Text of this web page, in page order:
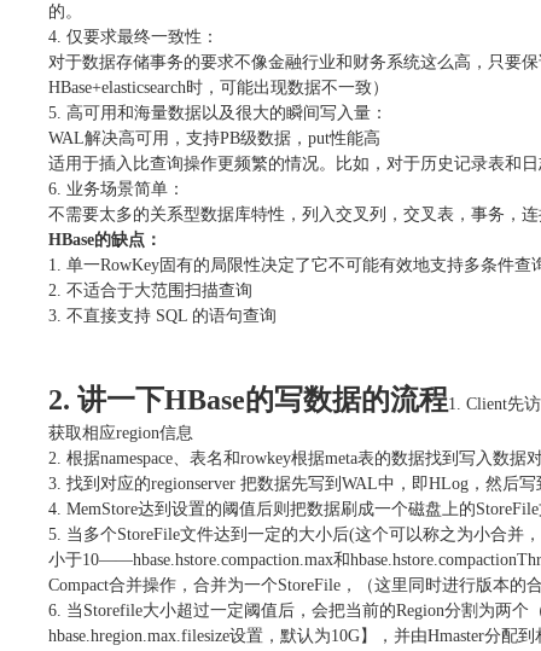
的。
4. 仅要求最终⼀致性：
对于数据存储事务的要求不像⾦融⾏业和财务系统这么⾼，只要
HBase+elasticsearch时，可能出现数据不⼀致）
5. ⾼可⽤和海量数据以及很⼤的瞬间写⼊量：
WAL解决⾼可⽤，⽀持PB级数据， put性能⾼
适⽤于插⼊⽐查询操作更频繁的情况。⽐如，对于历史记录表和
6. 业务场景简单：
不需要太多的关系型数据库特性，列⼊交叉列，交叉表，事务，
HBase的缺点：
1. 单⼀RowKey固有的局限性决定了它不可能有效地⽀持多条件查
2. 不适合于⼤范围扫描查询
3. 不直接⽀持 SQL 的语句查询
2. 讲⼀下HBase的写数据的流程1. Client先
获取相应region信息
2. 根据namespace、表名和rowkey根据meta表的数据找到写⼊数据
3. 找到对应的regionserver 把数据先写到 WAL中，即HLog ，然后写
4. MemStore达到设置的阈值后则把数据刷成⼀个磁盘上的StoreFile
5. 当多个StoreFile⽂件达到⼀定的⼤⼩后(这个可以称之为⼩合并
⼩于10——hbase.hstore.compaction.max和
Compact合并操作，合并为⼀个StoreFile ，（这⾥同时进⾏版本的
6. 当 Storefile⼤⼩超过⼀定阈值后，会把当前的Region分割为两个
hbase.hregion.max.filesize设置，默认为10G】，并由Hmaster分配到